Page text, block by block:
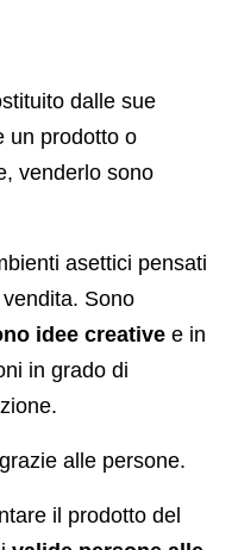
dalle sue
un prodotto o
venderlo sono
asettici pensati
Sono
idee creative e in
in grado di
alle persone.
il prodotto del